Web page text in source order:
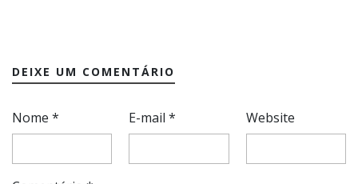
DEIXE UM COMENTÁRIO
Nome * E-mail* Website